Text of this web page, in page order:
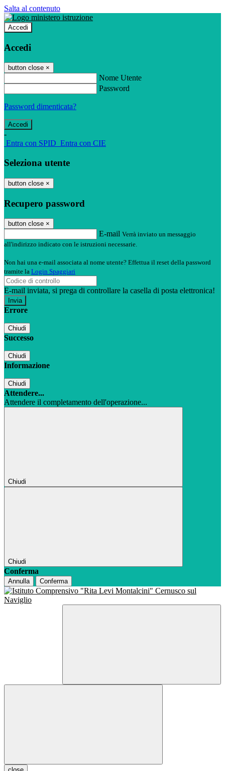
Salta al contenuto
Accedi
Accedi
button close ×
Nome Utente
Password
Password dimenticata?
-
Entra con SPID Entra con CIE
Seleziona utente
button close ×
Recupero password
button close ×
E-mail Verrà inviato un messaggio
all'indirizzo indicato con le istruzioni necessarie.
Non hai una e-mail associata al nome utente? Effettua il reset della password
tramite la Login Spaggiari
E-mail inviata, si prega di controllare la casella di posta elettronica!
Errore
Chiudi
Successo
Chiudi
Informazione
Chiudi
Attendere...
Attendere il completamento dell'operazione...
Chiudi
Chiudi
Conferma
Annulla Conferma